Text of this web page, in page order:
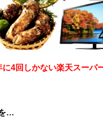
に4回しかない楽天スーパ
…